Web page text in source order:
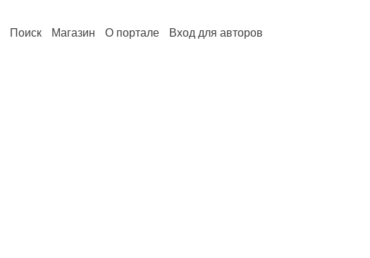
Поиск Магазин О портале Вход для авторов